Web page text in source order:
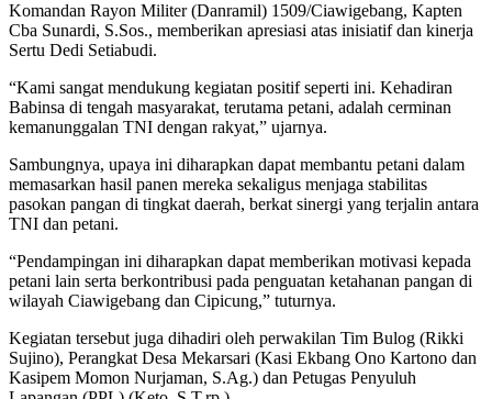
Komandan Rayon Militer (Danramil) 1509/Ciawigebang, Kapten
Cba Sunardi, S.Sos., memberikan apresiasi atas inisiatif dan kinerja
Sertu Dedi Setiabudi.
“Kami sangat mendukung kegiatan positif seperti ini. Kehadiran
Babinsa di tengah masyarakat, terutama petani, adalah cerminan
kemanunggalan TNI dengan rakyat,” ujarnya.
Sambungnya, upaya ini diharapkan dapat membantu petani dalam
memasarkan hasil panen mereka sekaligus menjaga stabilitas
pasokan pangan di tingkat daerah, berkat sinergi yang terjalin antara
TNI dan petani.
“Pendampingan ini diharapkan dapat memberikan motivasi kepada
petani lain serta berkontribusi pada penguatan ketahanan pangan di
wilayah Ciawigebang dan Cipicung,” tuturnya.
Kegiatan tersebut juga dihadiri oleh perwakilan Tim Bulog (Rikki
Sujino), Perangkat Desa Mekarsari (Kasi Ekbang Ono Kartono dan
Kasipem Momon Nurjaman, S.Ag.) dan Petugas Penyuluh